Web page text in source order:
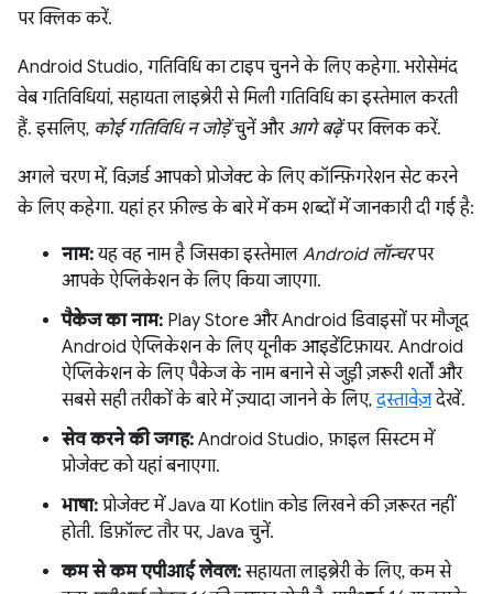
पर क्लिक करें.
Android Studio, गतिविधि का टाइप चुनने के लिए कहेगा. भरोसेमंद
वेब गतिविधियां, सहायता लाइब्रेरी से मिली गतिविधि का इस्तेमाल करती
हैं. इसलिए, कोई गतिविधि न जोड़ेंचुनें और आगे बढ़ेंपर क्लिक करें.
अगले चरण में, विज़र्ड आपको प्रोजेक्ट के लिए कॉन्फ़िगरेशन सेट करने
के लिए कहेगा. यहां हर फ़ील्ड के बारे में कम शब्दों में जानकारी दी गई है:
नाम:यह वह नाम है जिसका इस्तेमाल Android लॉन्चरपर
आपके ऐप्लिकेशन के लिए किया जाएगा.
पैकेज का नाम: Play Store और Android डिवाइसों पर मौजूद
Android ऐप्लिकेशन के लिए यूनीक आइडेंटिफ़ायर. Android
ऐप्लिकेशन के लिए पैकेज के नाम बनाने से जुड़ी ज़रूरी शर्तों और
सबसे सही तरीकों के बारे में ज़्यादा जानने के लिए,दस्तावेज़देखें.
सेव करने की जगह: Android Studio, फ़ाइल सिस्टम में
प्रोजेक्ट को यहां बनाएगा.
भाषा: प्रोजेक्ट में Java या Kotlin कोड लिखने की ज़रूरत नहीं
होती. डिफ़ॉल्ट तौर पर, Java चुनें.
कम से कम एपीआई लेवल:सहायता लाइब्रेरी के लिए, कम से